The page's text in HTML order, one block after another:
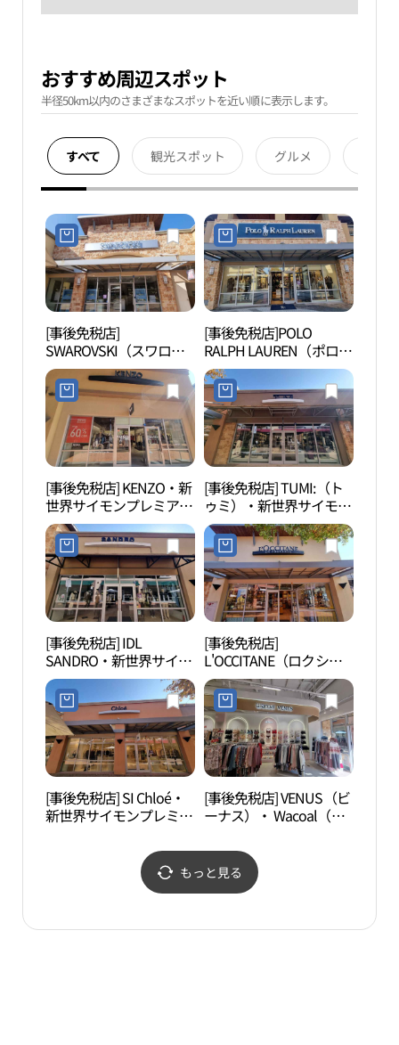
おすすめ周辺スポット
半径50km以内のさまざまなスポットを近い順に表示します。
すべて 観光スポット グルメ
[事後免税店]
SWAROVSKI（スワロフ
スキー）・新世界サイモ
ンプレミアムアウトレッ
トヨジュ（驪州）店(스
와로브스키 신세계사이
먼프리미엄아울렛 여주
점)
[事後免税店]POLO
RALPH LAUREN（ポロラ
ルフローレン）・新世界
サイモンプレミアムアウ
トレットヨジュ（驪州）
店(폴로랄프로렌 신세계
사이먼프리미엄아울렛
여주점)
[事後免税店] KENZO・新
世界サイモンプレミアム
アウトレットヨジュ（驪
州）店(겐조 신세계사이
먼프리미엄아울렛 여주
점)
[事後免税店] TUMI:（ト
ゥミ）・新世界サイモン
プレミアムアウトレット
ヨジュ（驪州）店(투미
신세계사이먼프리미엄아
울렛 여주점)
[事後免税店] IDL
SANDRO・新世界サイモ
ンプレミアムアウトレッ
トヨジュ（驪州）店(산
드로 신세계사이먼프리
미엄아울렛 여주점)
[事後免税店]
L'OCCITANE（ロクシタ
ン）・新世界サイモンプ
レミアムアウトレットヨ
ジュ（驪州）店(록시땅
신세계사이먼프리미엄아
울렛 여주점)
[事後免税店] SI Chloé・
新世界サイモンプレミア
（驪州）店(끌로에 신세
계사이먼프리미엄아울렛
[事後免税店] VENUS（ビ
ーナス）・ Wacoal（ワ
ンプレミアムアウトレッ
トヨジュ（驪州）店(비
너스/와코루 신세계사이
もっと見る